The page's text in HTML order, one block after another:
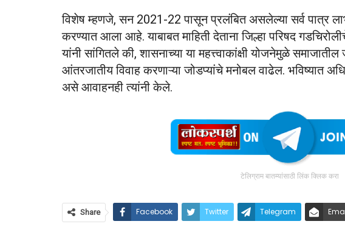
विशेष म्हणजे, सन 2021-22 पासून प्रलंबित असलेल्या सर्व पात्र
करण्यात आला आहे. याबाबत माहिती देताना जिल्हा परिषद
यांनी सांगितले की, शासनाच्या या महत्त्वाकांक्षी योजनेमुळे
आंतरजातीय विवाह करणाऱ्या जोडप्यांचे मनोबल वाढेल. भविष्यात
असे आवाहनही त्यांनी केले.
टेलिग्राम बातम्यांसाठी लिंक क्लिक करा
Share Facebook Twitter Telegram